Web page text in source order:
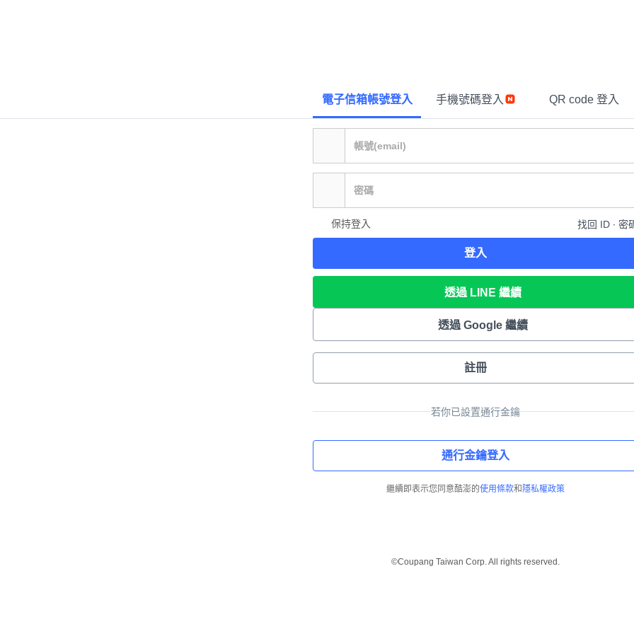
電子信箱帳號登入 手機號碼登入 QR code 登入
保持登入 找回 ID ∙ 密
登入
透過 LINE 繼續
透過 Google 繼續
註冊
若你已設置通行金鑰
通行金鑰登入
繼續即表示您同意酷澎的使用條款和 隱私權政策
©Coupang Taiwan Corp. All rights reserved.